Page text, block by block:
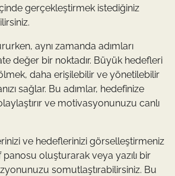
gerçekleştirmek istediğiniz
aynı zamanda adımları
değer bir noktadır. Büyük hedefleri
daha erişilebilir ve yönetilebilir
sağlar. Bu adımlar, hedefinize
ve motivasyonunuzu canlı
ve hedeflerinizi görselleştirmeniz
oluşturarak veya yazılı bir
somutlaştırabilirsiniz. Bu